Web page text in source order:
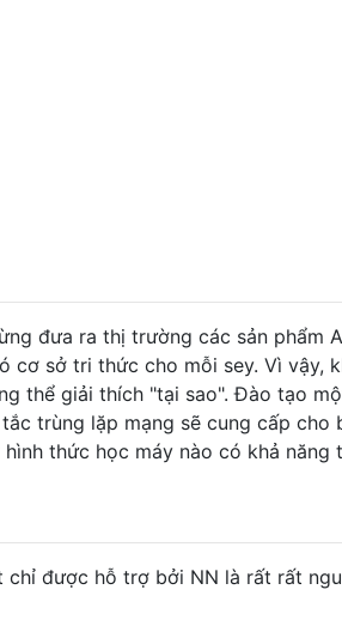
đưa ra thị trường các sản phẩm
cơ sở tri thức cho mỗi sey. Vì vậy,
thể giải thích "tại sao". Đào tạo
trùng lặp mạng sẽ cung cấp cho
thức học máy nào có khả năng
được hỗ trợ bởi NN là rất rất ngu